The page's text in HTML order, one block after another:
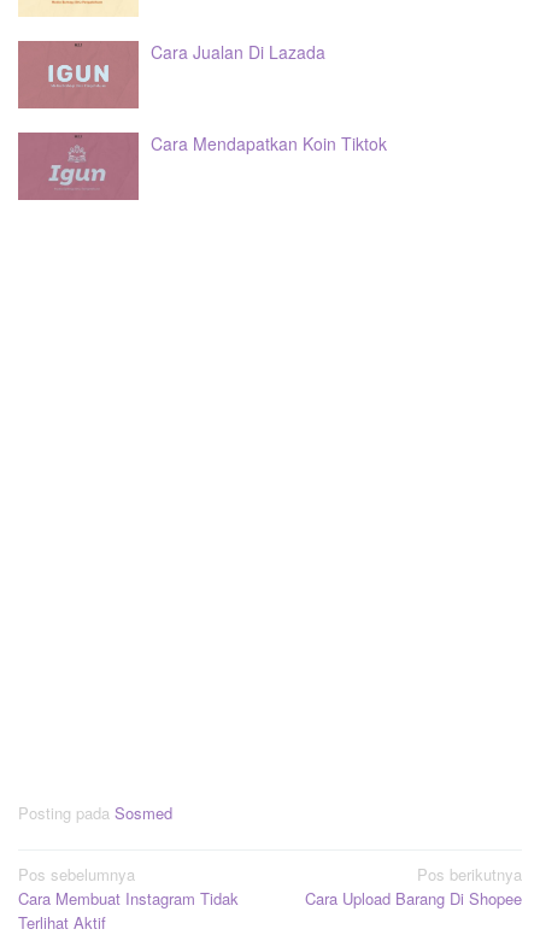
Cara Jualan Di Lazada
Cara Mendapatkan Koin Tiktok
Posting pada Sosmed
Navigasi
pos
Pos sebelumnya
Cara Membuat Instagram Tidak
Terlihat Aktif
Pos berikutnya
Cara Upload Barang Di Shopee